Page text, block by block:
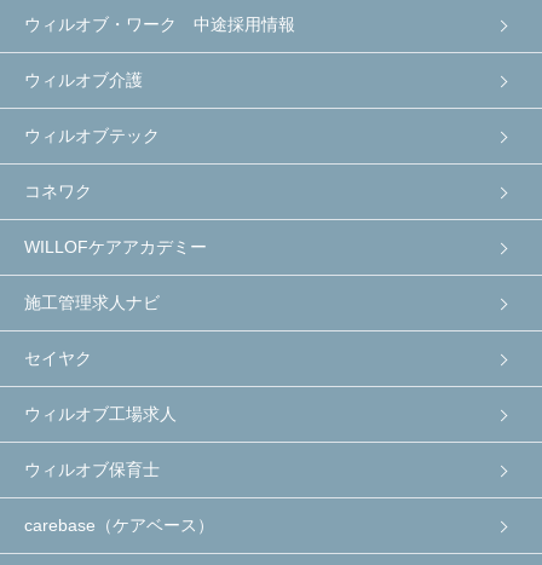
ウィルオブ・ワーク 中途採用情報
ウィルオブ介護
ウィルオブテック
コネワク
WILLOFケアアカデミー
施工管理求人ナビ
セイヤク
ウィルオブ工場求人
ウィルオブ保育士
carebase（ケアベース）